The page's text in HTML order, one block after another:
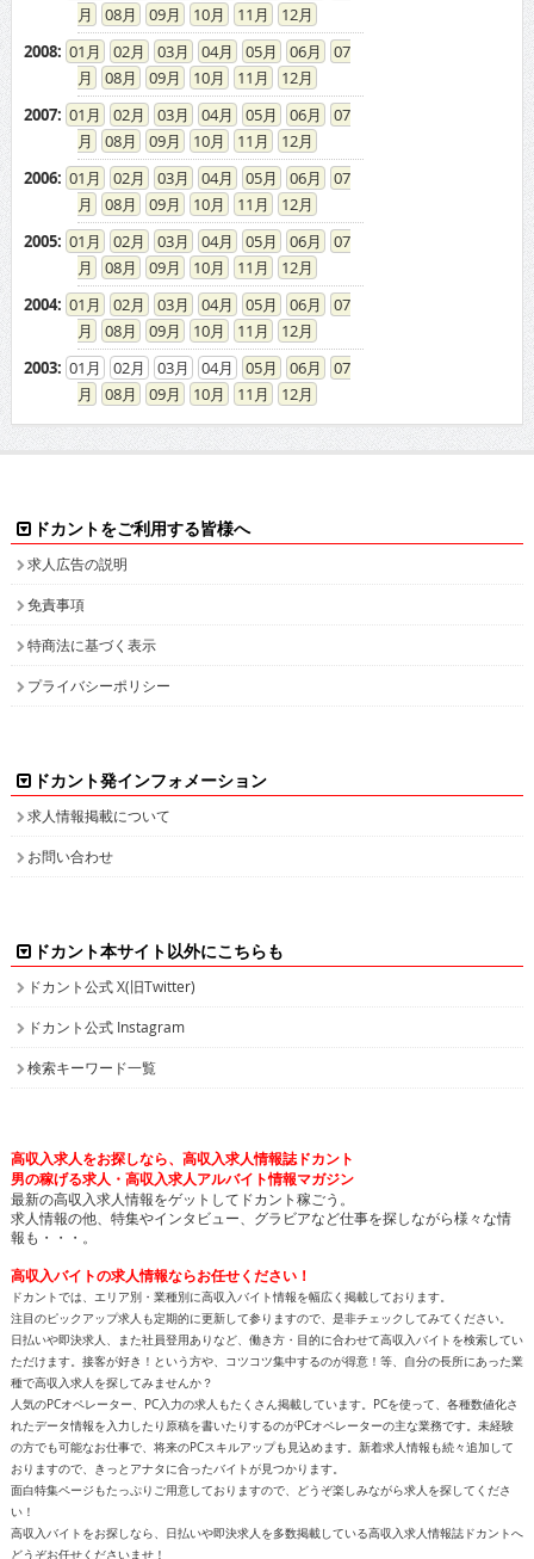
08
09 10 11
12
2008: 01 02 03 04 05 06
07
08
09 10 11
12
2007: 01 02 03 04 05 06
07
08
09 10 11
12
2006: 01 02 03 04 05 06
07
08
09 10 11
12
2005: 01 02 03 04 05 06
07
08
09 10 11
12
2004: 01 02 03 04 05 06
07
08
09 10 11
12
2003: 01 02 03 04 05 06
07
08
09 10 11 12
ドカントをご利用する皆様へ
求人広告の説明
免責事項
特商法に基づく表示
プライバシーポリシー
ドカント発インフォメーション
求人情報掲載について
お問い合わせ
ドカント本サイト以外にこちらも
ドカント公式 X(旧Twitter)
ドカント公式 Instagram
検索キーワード一覧
高収入求人をお探しなら、高収入求人情報誌ドカント
男の稼げる求人・高収入求人アルバイト情報マガジン
最新の高収入求人情報をゲットしてドカント稼ごう。
求人情報の他、特集やインタビュー、グラビアなど仕事を探しながら様々な情
報も・・・。
高収入バイトの求人情報ならお任せください！
ドカントでは、エリア別・業種別に高収入バイト情報を幅広く掲載しております。
注目のピックアップ求人も定期的に更新して参りますので、是非チェックしてみてください。
日払いや即決求人、また社員登用ありなど、働き方・目的に合わせて高収入バイトを検索してい
ただけます。接客が好き！という方や、コツコツ集中するのが得意！等、自分の長所にあった業
種で高収入求人を探してみませんか？
人気のPCオペレーター、PC入力の求人もたくさん掲載しています。PCを使って、各種数値化さ
れたデータ情報を入力したり原稿を書いたりするのがPCオペレーターの主な業務です。未経験
の方でも可能なお仕事で、将来のPCスキルアップも見込めます。新着求人情報も続々追加して
おりますので、きっとアナタに合ったバイトが見つかります。
面白特集ページもたっぷりご用意しておりますので、どうぞ楽しみながら求人を探してくださ
い！
高収入バイトをお探しなら、日払いや即決求人を多数掲載している高収入求人情報誌ドカントへ
どうぞお任せくださいませ！